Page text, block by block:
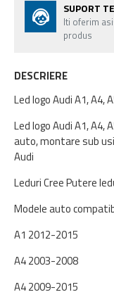
SUPORT
Iti oferim
produs
DESCRIERE
Led logo Audi A1, A4,
Led logo Audi A1, A4,
auto, montare sub
Audi
Leduri Cree Putere
Modele auto
A1 2012-2015
A4 2003-2008
A4 2009-2015